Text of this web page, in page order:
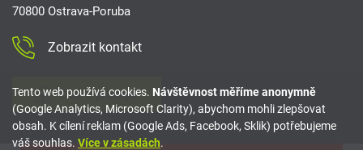
70800 Ostrava-Poruba
Zobrazit kontakt
Více o prodejci
Tento web používá cookies. Návštěvnost měříme anonymně
(Google Analytics, Microsoft Clarity), abychom mohli zlepšovat
obsah. K cílení reklam (Google Ads, Facebook, Sklik) potřebujeme
váš souhlas. Více v zásadách.